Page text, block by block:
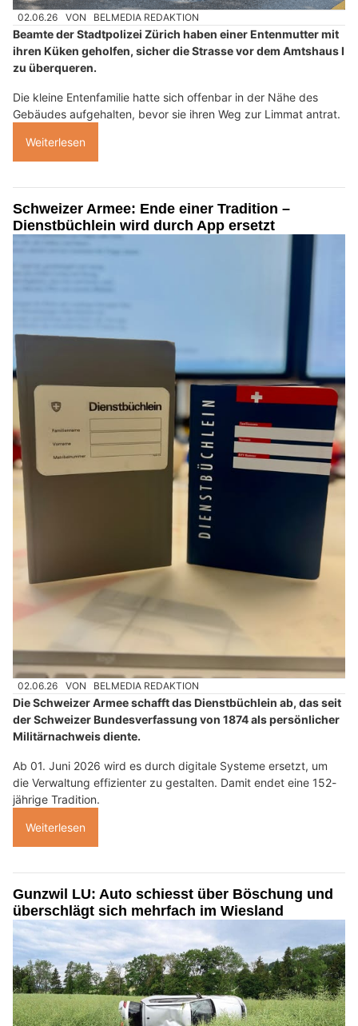
02.06.26 VON BELMEDIA REDAKTION
Beamte der Stadtpolizei Zürich haben einer Entenmutter mit
ihren Küken geholfen, sicher die Strasse vor dem Amtshaus I
zu überqueren.
Die kleine Entenfamilie hatte sich offenbar in der Nähe des
Gebäudes aufgehalten, bevor sie ihren Weg zur Limmat antrat.
Weiterlesen
Schweizer Armee: Ende einer Tradition –
Dienstbüchlein wird durch App ersetzt
02.06.26 VON BELMEDIA REDAKTION
Die Schweizer Armee schafft das Dienstbüchlein ab, das seit
der Schweizer Bundesverfassung von 1874 als persönlicher
Militärnachweis diente.
Ab 01. Juni 2026 wird es durch digitale Systeme ersetzt, um
die Verwaltung effizienter zu gestalten. Damit endet eine 152-
jährige Tradition.
Weiterlesen
Gunzwil LU: Auto schiesst über Böschung und
überschlägt sich mehrfach im Wiesland